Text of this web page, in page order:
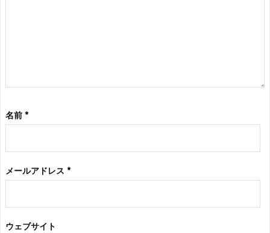
名前 *
メールアドレス *
ウェブサイト